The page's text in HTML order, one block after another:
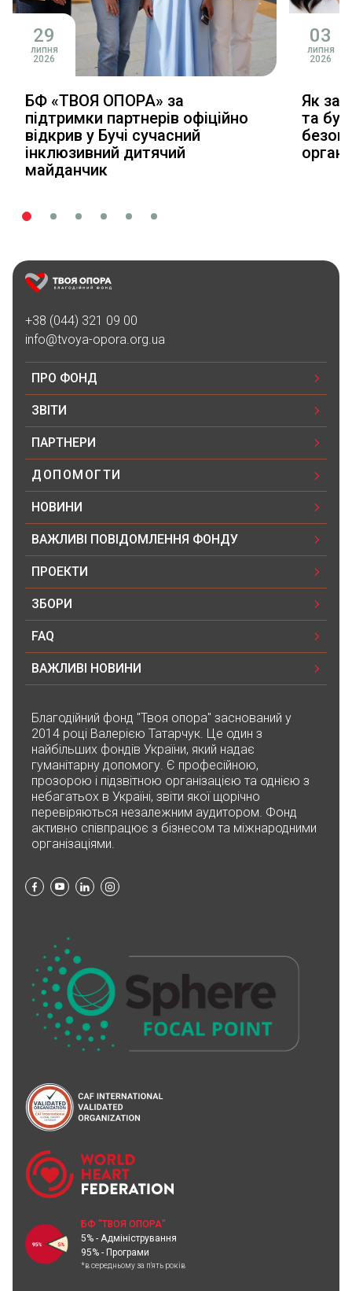
29
липня
2026
БФ «ТВОЯ ОПОРА» за
підтримки партнерів офіційно
відкрив у Бучі сучасний
інклюзивний дитячий
майданчик
03
липня
2026
Як
та
+38 (044) 321 09 00
info@tvoya-opora.org.ua
ПРО ФОНД
ЗВІТИ
ПАРТНЕРИ
ДОПОМОГТИ
НОВИНИ
ВАЖЛИВІ ПОВІДОМЛЕННЯ ФОНДУ
ПРОЕКТИ
ЗБОРИ
FAQ
ВАЖЛИВІ НОВИНИ
Благодійний фонд "Твоя опора" заснований у
2014 році Валерією Татарчук. Це один з
найбільших фондів України, який надає
гуманітарну допомогу. Є професійною,
прозорою і підзвітною організацією та однією з
небагатьох в Україні, звіти якої щорічно
перевіряються незалежним аудитором. Фонд
активно співпрацює з бізнесом та міжнародними
організаціями.
БФ "ТВОЯ ОПОРА"
5% - Адміністрування
95% - Програми
*в середньому за п'ять років